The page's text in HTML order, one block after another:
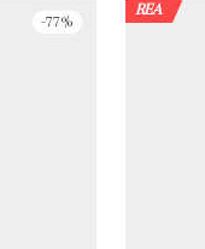
-77%
REA